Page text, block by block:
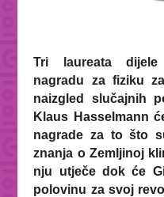
Tri laureata dijele
nagradu za fiziku
naizgled slučajnih
Klaus Hasselmann
nagrade za to što
znanja o Zemljinoj
nju utječe dok će
polovinu za svoj